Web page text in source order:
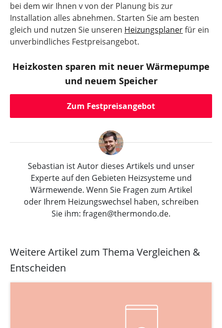
bei dem wir Ihnen v von der Planung bis zur
Installation alles abnehmen. Starten Sie am besten
gleich und nutzen Sie unseren Heizungsplanerfür ein
unverbindliches Festpreisangebot.
Heizkosten sparen mit neuer Wärmepumpe
und neuem Speicher
Zum Festpreisangebot
Sebastian ist Autor dieses Artikels und unser
Experte auf den Gebieten Heizsysteme und
Wärmewende. Wenn Sie Fragen zum Artikel
oder Ihrem Heizungswechsel haben, schreiben
Sie ihm: fragen@thermondo.de.
Weitere Artikel zum Thema Vergleichen &
Entscheiden